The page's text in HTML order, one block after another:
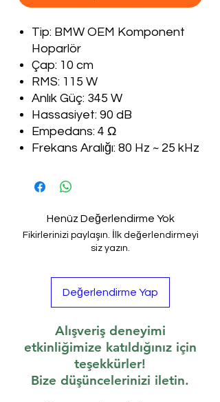
Tip: BMW OEM Komponent
Hoparlör
Çap: 10 cm
RMS: 115 W
Anlık Güç: 345 W
Hassasiyet: 90 dB
Empedans: 4 Ω
Frekans Aralığı: 80 Hz ~ 25 kHz
Henüz Değerlendirme Yok
Fikirlerinizi paylaşın. İlk değerlendirmeyi
siz yazın.
Değerlendirme Yap
Alışveriş deneyimi
etkinliğimize katıldığınız için
teşekkürler!
Bize düşüncelerinizi iletin.